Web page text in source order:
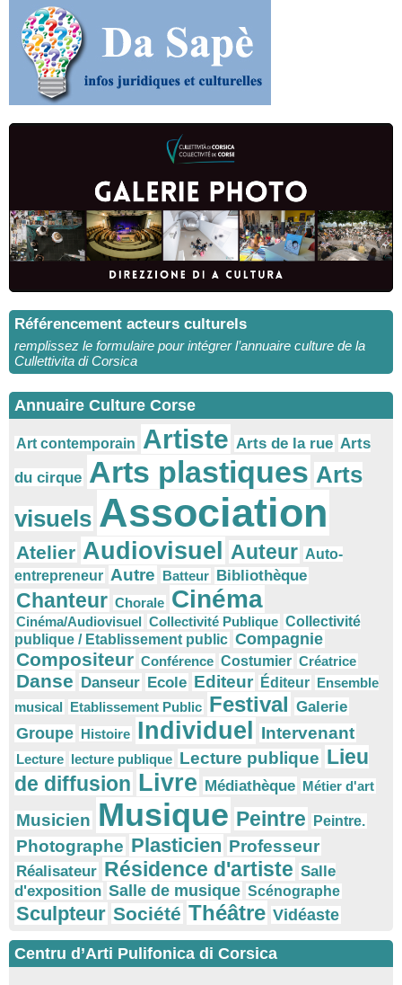
Référencement acteurs culturels
remplissez le formulaire pour intégrer l’annuaire culture de la
Cullettivita di Corsica
Annuaire Culture Corse
Art contemporain Artiste Arts de la rue Arts
du cirque Arts plastiques Arts
visuels Association
Atelier Audiovisuel Auteur Auto-
entrepreneur Autre Batteur Bibliothèque
Chanteur Chorale Cinéma
Cinéma/Audiovisuel Collectivité Publique Collectivité
publique / Etablissement public Compagnie
Compositeur Conférence Costumier Créatrice
Danse Danseur Ecole Editeur Éditeur Ensemble
musical Etablissement Public Festival Galerie
Groupe Histoire Individuel Intervenant
Lecture lecture publique Lecture publique Lieu
de diffusion Livre Médiathèque Métier d'art
Musicien Musique Peintre Peintre.
Photographe Plasticien Professeur
Réalisateur Résidence d'artiste Salle
d'exposition Salle de musique Scénographe
Sculpteur Société Théâtre Vidéaste
Centru d’Arti Pulifonica di Corsica